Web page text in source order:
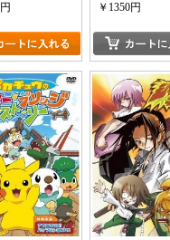
￥1350円